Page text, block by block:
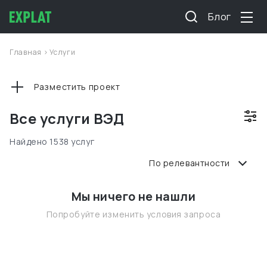
Блог
Главная >Услуги
Все услуги ВЭД
Разместить проект
Найдено 1538 услуг
По релевантности
Мы ничего не нашли
Попробуйте изменить условия запроса